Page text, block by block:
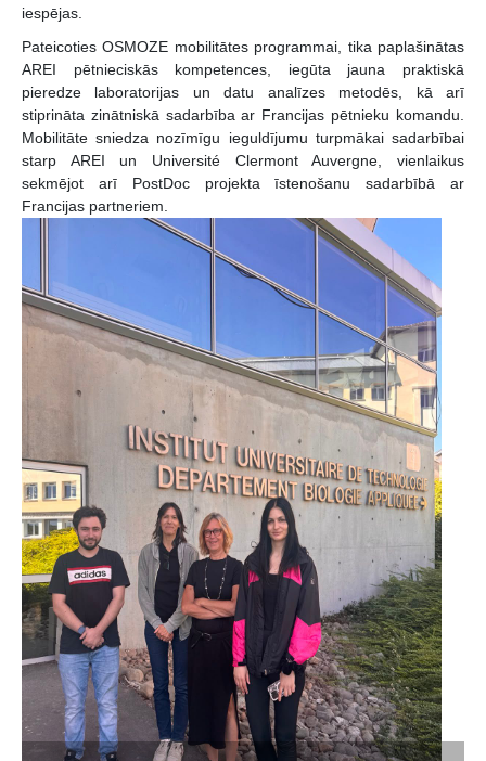
iespējas.
Pateicoties OSMOZE mobilitātes programmai, tika paplašinātas
AREI pētnieciskās kompetences, iegūta jauna praktiskā
pieredze laboratorijas un datu analīzes metodēs, kā arī
stiprināta zinātniskā sadarbība ar Francijas pētnieku komandu.
Mobilitāte sniedza nozīmīgu ieguldījumu turpmākai sadarbībai
starp AREI un Université Clermont Auvergne, vienlaikus
sekmējot arī PostDoc projekta īstenošanu sadarbībā ar
Francijas partneriem.